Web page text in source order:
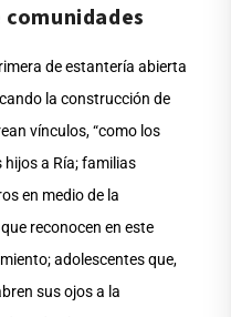
de estantería abierta
la construcción de
vínculos, “como los
hijos a Ría; familias
en medio de la
reconocen en este
adolescentes que,
sus ojos a la